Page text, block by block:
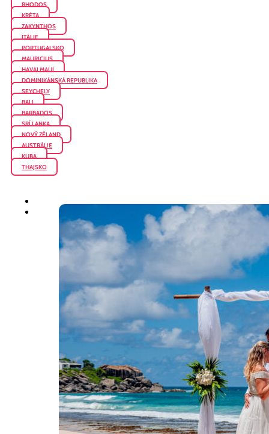
RHODOS
KRÉTA
ZAKYNTHOS
ITÁLIE
PORTUGALSKO
MAURICIUS
HAVAJ MAUI
DOMINIKÁNSKÁ REPUBLIKA
SEYCHELY
BALI
BARBADOS
SRÍ LANKA
NOVÝ ZÉLAND
AUSTRÁLIE
KUBA
THAJSKO